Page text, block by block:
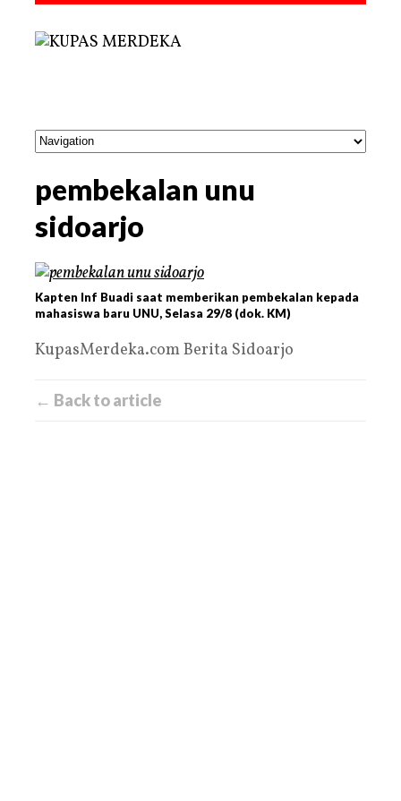
pembekalan unu
sidoarjo
Kapten Inf Buadi saat memberikan pembekalan kepada
mahasiswa baru UNU, Selasa 29/8 (dok. KM)
KupasMerdeka.com Berita Sidoarjo
← Back to article